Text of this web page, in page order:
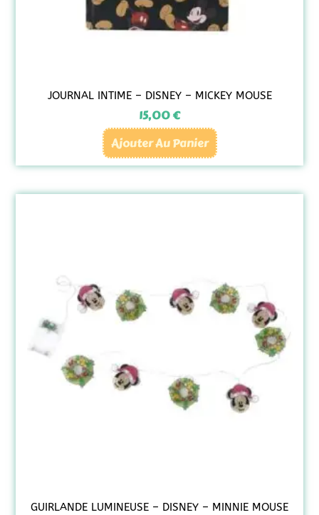
JOURNAL INTIME – DISNEY – MICKEY MOUSE
15,00€
Ajouter Au Panier
GUIRLANDE LUMINEUSE – DISNEY – MINNIE MOUSE